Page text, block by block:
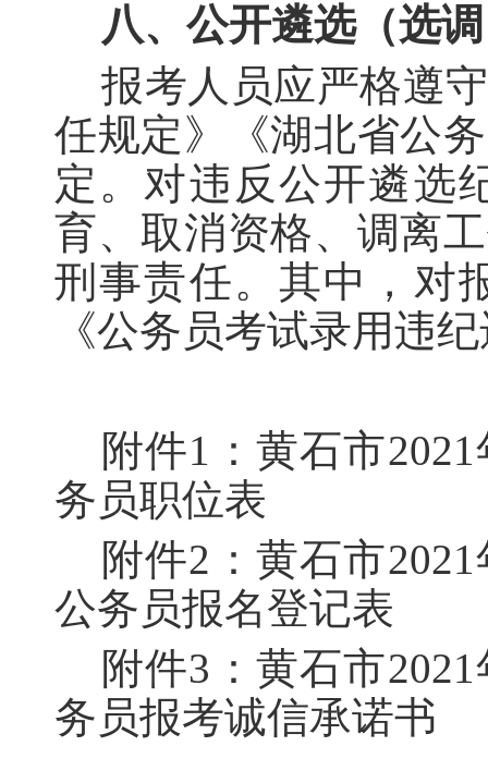
八、公开遴选（选
报考人员应严格遵
任规定》《湖北省公
定。对违反公开遴选
育、取消资格、调离
刑事责任。其中，对
《公务员考试录用违
附件1：黄石市
务员职位表
附件2：黄石市
公务员报名登记表
附件3：黄石市
务员报考诚信承诺书